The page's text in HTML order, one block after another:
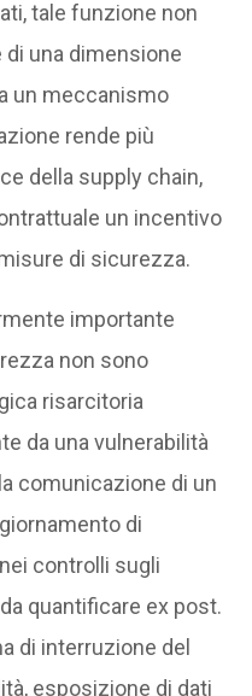
tale funzione non
una dimensione
un meccanismo
rende più
della supply chain,
un incentivo
di sicurezza.
importante
non sono
risarcitoria
da una vulnerabilità
comunicazione di un
di
controlli sugli
quantificare ex post.
di interruzione del
esposizione di dati